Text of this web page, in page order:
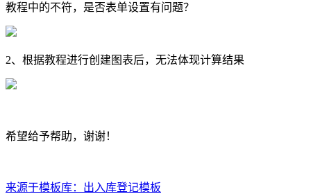
教程中的不符，是否表单设置有问题？
2、根据教程进行创建图表后，无法体现计算结果
希望给予帮助，谢谢！
来源于模板库： 出入库登记模板